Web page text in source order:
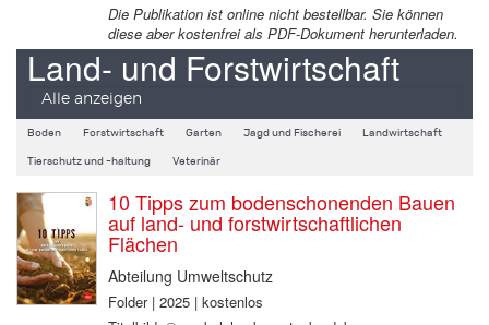
Die Publikation ist online nicht bestellbar. Sie können
diese aber kostenfrei als PDF-Dokument herunterladen.
Land- und Forstwirtschaft
Alle anzeigen
Boden Forstwirtschaft Garten Jagd und Fischerei Landwirtschaft
Tierschutz und -haltung Veterinär
10 Tipps zum bodenschonenden Bauen
auf land- und forstwirtschaftlichen
Flächen
Abteilung Umweltschutz
Folder | 2025 | kostenlos